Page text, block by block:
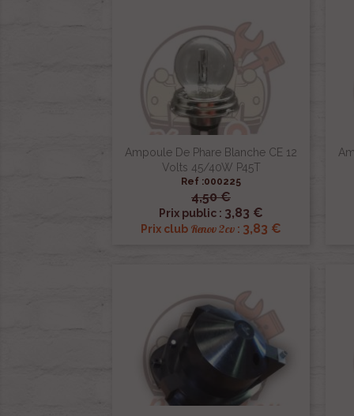
Ampoule De Phare Blanche CE 12
Volts 45/40W P45T
Ref :000225
4,50 €
Prix public : 3,83 €
Prix club Renov 2cv : 3,83 €
 Aperçu rapide